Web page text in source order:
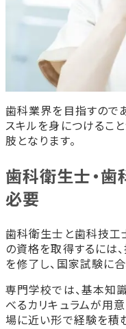
歯科業界を目指すので
スキルを身につけるこ
肢となります。
歯科衛生士・
必要
歯科衛生士と歯科技工
の資格を取得するには
を修了し、国家試験に
専門学校では、基本知
べるカリキュラムが用
場に近い形で経験を積